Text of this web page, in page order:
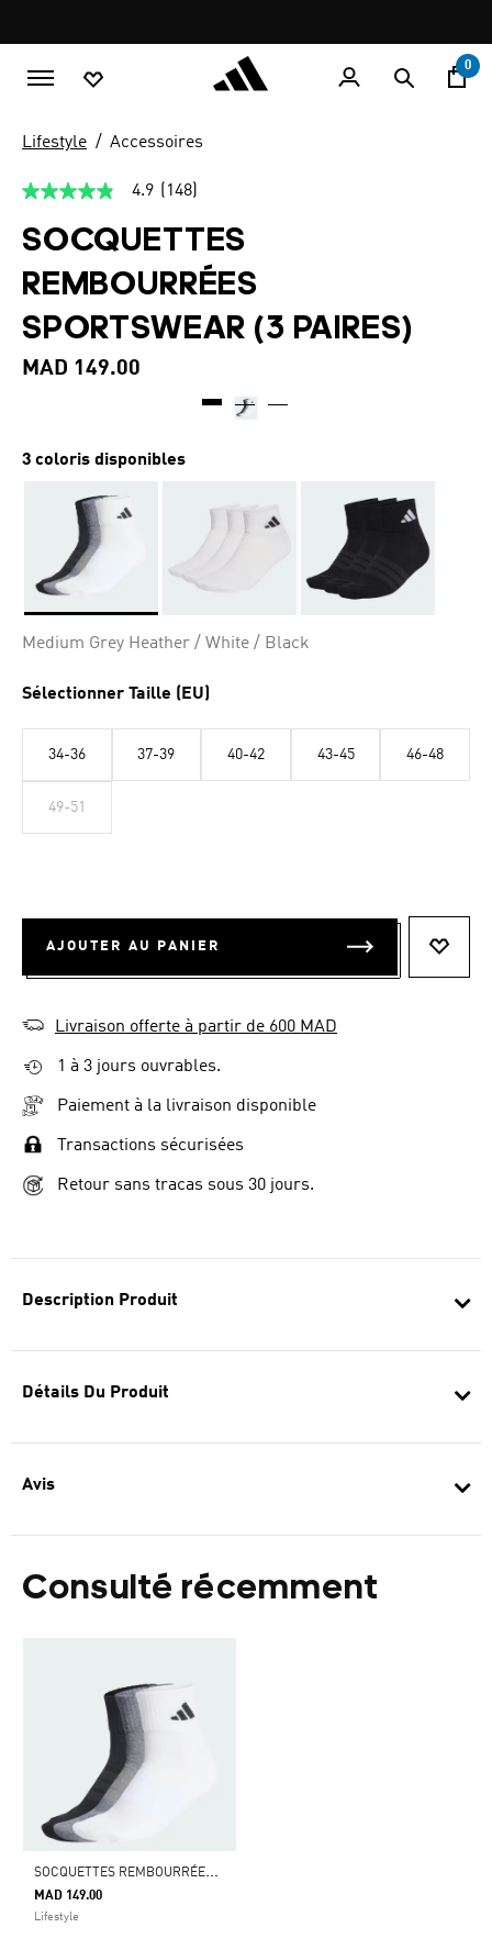
promotion
rotation
0
Description Produit
Détails Du Produit
Avis
Consulté récemment
S
OCQUETTES REMBOURRÉES SPORTSWEAR (3 PAIRES)
MAD 149.00
Lifestyle
Lifestyle Accessoires
4.9
sur
5,
valeur
de
note
moyenne.
Read
148
même
4.9 (148)
SOCQUETTES
REMBOURRÉES
SPORTSWEAR (3 PAIRES)
MAD 149.00
3 coloris disponibles
Medium Grey Heather / White / Black
Sélectionner Taille (EU)
34-36 37-39 40-42 43-45 46-48
49-51
AJOUTER AU PANIER
Livraison offerte à partir de 600 MAD
1 à 3 jours ouvrables.
Paiement à la livraison disponible
Transactions sécurisées
Retour sans tracas sous 30 jours.